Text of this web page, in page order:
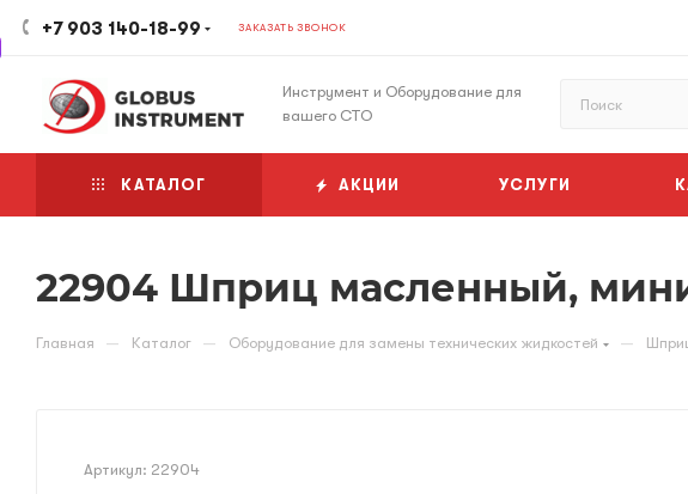
+7 903 140-18-99 ЗАКАЗАТЬ ЗВОНОК
Инструмент и Оборудование для
вашего СТО
КАТАЛОГ АКЦИИ УСЛУГИ
22904 Шприц масленный,
Главная — Каталог — Оборудование для замены технических жидкостей —
Артикул: 22904